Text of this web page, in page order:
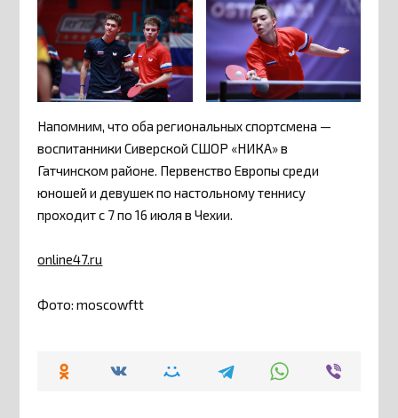
Напомним, что оба региональных спортсмена —
воспитанники Сиверской СШОР «НИКА» в
Гатчинском районе. Первенство Европы среди
юношей и девушек по настольному теннису
проходит с 7 по 16 июля в Чехии.
online47.ru
Фото: moscowftt